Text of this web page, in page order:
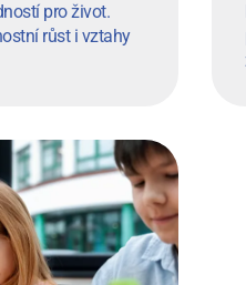
pro život.
růst i vztahy